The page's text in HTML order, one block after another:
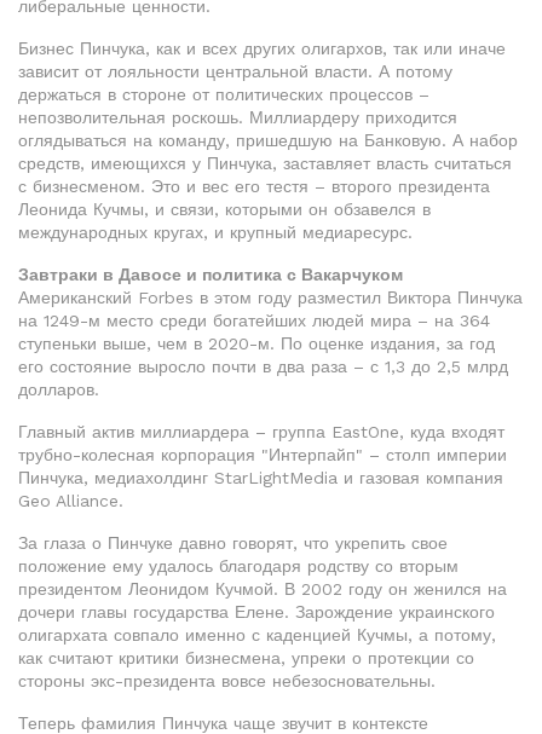
либеральные ценности.
Бизнес Пинчука, как и всех других олигархов, так или иначе
зависит от лояльности центральной власти. А потому
держаться в стороне от политических процессов –
непозволительная роскошь. Миллиардеру приходится
оглядываться на команду, пришедшую на Банковую. А набор
средств, имеющихся у Пинчука, заставляет власть считаться
с бизнесменом. Это и вес его тестя – второго президента
Леонида Кучмы, и связи, которыми он обзавелся в
международных кругах, и крупный медиаресурс.
Завтраки в Давосе и политика с Вакарчуком
Американский Forbes в этом году разместил Виктора Пинчука
на 1249-м место среди богатейших людей мира – на 364
ступеньки выше, чем в 2020-м. По оценке издания, за год
его состояние выросло почти в два раза – с 1,3 до 2,5 млрд
долларов.
Главный актив миллиардера – группа EastOne, куда входят
трубно-колесная корпорация "Интерпайп" – столп империи
Пинчука, медиахолдинг StarLightMedia и газовая компания
Geo Alliance.
За глаза о Пинчуке давно говорят, что укрепить свое
положение ему удалось благодаря родству со вторым
президентом Леонидом Кучмой. В 2002 году он женился на
дочери главы государства Елене. Зарождение украинского
олигархата совпало именно с каденцией Кучмы, а потому,
как считают критики бизнесмена, упреки о протекции со
стороны экс-президента вовсе небезосновательны.
Теперь фамилия Пинчука чаще звучит в контексте